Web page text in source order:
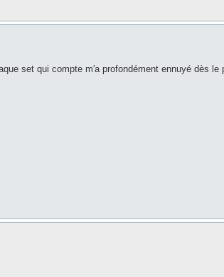
set qui compte m'a profondément ennuyé dès le